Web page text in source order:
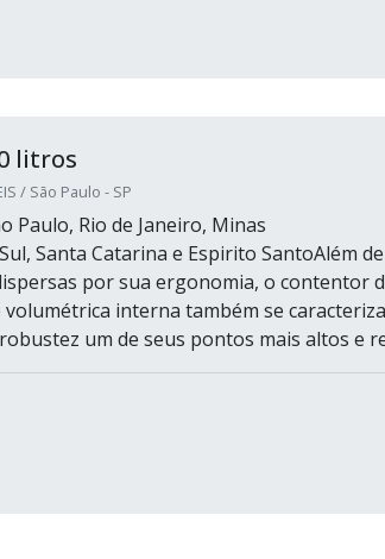
litros
/ São Paulo - SP
Paulo, Rio de Janeiro, Minas
Santa Catarina e Espirito SantoAlém de
por sua ergonomia, o contentor
volumétrica interna também se caracteriza
um de seus pontos mais altos e